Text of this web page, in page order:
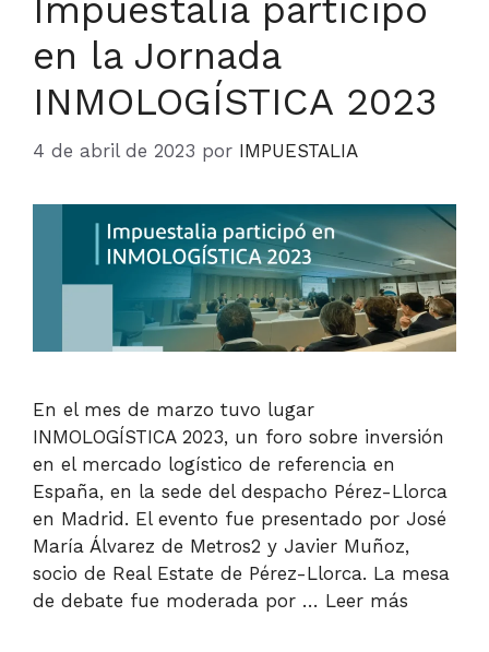
Impuestalia participó
en la Jornada
INMOLOGÍSTICA 2023
4 de abril de 2023 por IMPUESTALIA
En el mes de marzo tuvo lugar
INMOLOGÍSTICA 2023, un foro sobre inversión
en el mercado logístico de referencia en
España, en la sede del despacho Pérez-Llorca
en Madrid. El evento fue presentado por José
María Álvarez de Metros2 y Javier Muñoz,
socio de Real Estate de Pérez-Llorca. La mesa
de debate fue moderada por … Leer más